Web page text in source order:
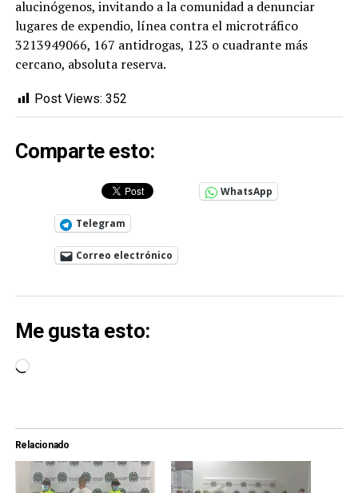
alucinógenos, invitando a la comunidad a denunciar
lugares de expendio, línea contra el microtráfico
3213949066, 167 antidrogas, 123 o cuadrante más
cercano, absoluta reserva.
Post Views: 352
Comparte esto:
WhatsApp
Telegram
Correo electrónico
Me gusta esto:
Cargando...
Relacionado